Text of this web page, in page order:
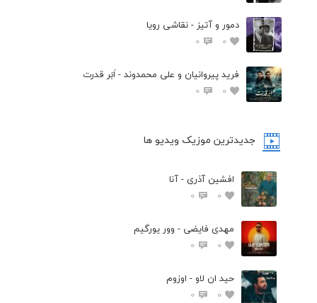
دمور و آتیز - نقاشی رویا
0
0
فرید پیروانیان و علی محمدوند - اَبَر قدرت
0
0
جدیدترین موزیک ویدیو ها
افشین آذری - آنا
0
0
مهدی فایضی - وور یورگیم
0
0
حید ان لاو - اوزوم
0
0